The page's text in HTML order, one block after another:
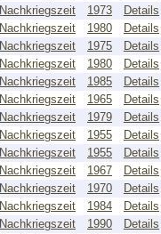
Nachkriegszeit 1973
Details
Nachkriegszeit 1980
Details
Nachkriegszeit 1975
Details
Nachkriegszeit 1980
Details
Nachkriegszeit 1985
Details
Nachkriegszeit 1965
Details
Nachkriegszeit 1979
Details
Nachkriegszeit 1955
Details
Nachkriegszeit 1955
Details
Nachkriegszeit 1967
Details
Nachkriegszeit 1970
Details
Nachkriegszeit 1984
Details
Nachkriegszeit 1990
Details